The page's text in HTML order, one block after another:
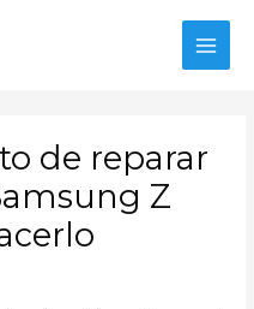
de reparar
Z